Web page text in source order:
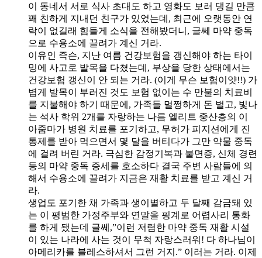
이 동네서 서로 식사 초대도 하고 영화도 보러 댕길 만큼
꽤 친하게 지내던 친구가 있었는데, 최근에 오랫동안 연
락이 없길래 힘들게 소식을 전해봤더니, 글쎄 마약 중독
으로 수용소에 끌려가 계신 거라.
이유인 즉슨, 지난 여름 건강보험을 갱신해야 하는 타이
밍에 사고로 발목을 다쳤는데, 부상을 당한 상태에서는
건강보험 갱신이 안 되는 거라. (이게 무슨 보험이얏!!) 가
볍게 발목이 부러진 것도 보험 없이는 수 만불의 치료비
를 지불해야 하기 때문에, 가족들 멀쩡하게 돈 벌고, 빛나
는 석사 학위 2개를 자랑하는 나름 엘리트 중산층의 이
아줌마가 병원 치료를 포기하고, 무허가 피지션에게 진
통제를 받아 먹으면서 몇 달을 버티다가 그만 약물 중독
에 걸려 버린 거라. 극심한 감정기복과 불면증, 신체 경련
등의 마약 중독 증세를 호소하다 결국 주변 사람들에 의
해서 수용소에 끌려가 지금은 재활 치료를 받고 계신 거
라.
생업도 포기한 채 가족과 생이별하고 두 달째 감금돼 있
는 이 평범한 가정주부와 연말을 핑계로 어렵사리 통화
를 하게 됐는데 글쎄,”이런 저렴한 마약 중독 재활 시설
이 있는 나라에 사는 것이 무척 자랑스러워! 다 하나님이
아메리카를 블레스하셔서 그런 거지.” 이러는 거라. 이제